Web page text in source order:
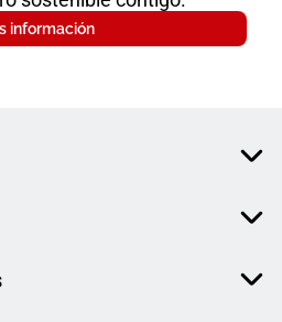
información